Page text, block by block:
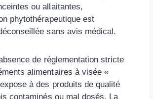
ou allaitantes,
phytothérapeutique est
sans avis médical.
de réglementation stricte
alimentaires à visée «
à des produits de qualité
contaminés ou mal dosés. La